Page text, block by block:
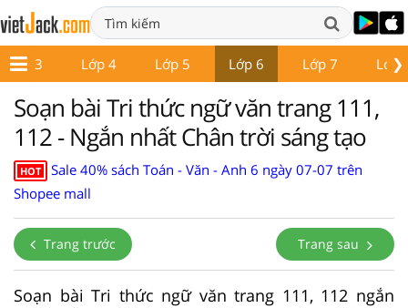
❯
Lớp 3 Lớp 4 Lớp 5 Lớp 6 Lớp 7 Lớp
Soạn bài Tri thức ngữ văn trang 111,
112 - Ngắn nhất Chân trời sáng tạo
HOT
Sale 40% sách Toán - Văn - Anh 6 ngày 07-07 trên
Shopee mall
Trang trước Trang sau
Soạn bài Tri thức ngữ văn trang 111, 112 ngắn